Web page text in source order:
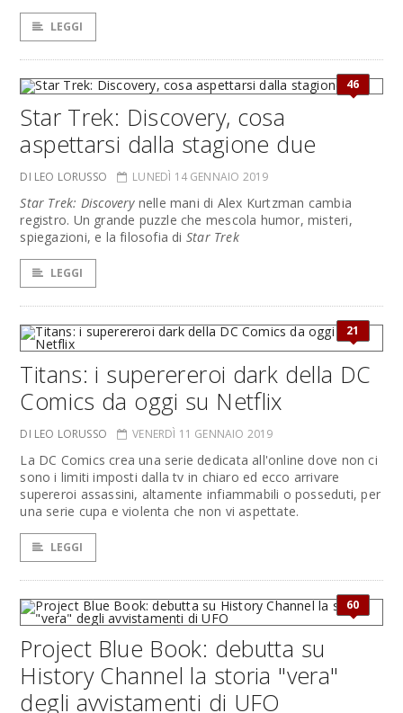
LEGGI
46
Star Trek: Discovery, cosa
aspettarsi dalla stagione due
DI LEO LORUSSO LUNEDÌ 14 GENNAIO 2019
Star Trek: Discoverynelle mani di Alex Kurtzman cambia
registro. Un grande puzzle che mescola humor, misteri,
spiegazioni, e la filosofia di Star Trek
LEGGI
21
Titans: i superereroi dark della DC
Comics da oggi su Netflix
DI LEO LORUSSO VENERDÌ 11 GENNAIO 2019
La DC Comics crea una serie dedicata all'online dove non ci
sono i limiti imposti dalla tv in chiaro ed ecco arrivare
supereroi assassini, altamente infiammabili o posseduti, per
una serie cupa e violenta che non vi aspettate.
LEGGI
60
Project Blue Book: debutta su
History Channel la storia "vera"
degli avvistamenti di UFO